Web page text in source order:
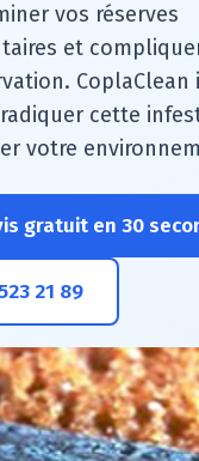
vos réserves
et
cette
votre
gratuit en 30
21 89